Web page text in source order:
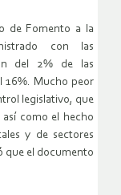
de Fomento a la
con las
del 2% de las
16%. Mucho peor
legislativo, que
como el hecho
y de sectores
que el documento